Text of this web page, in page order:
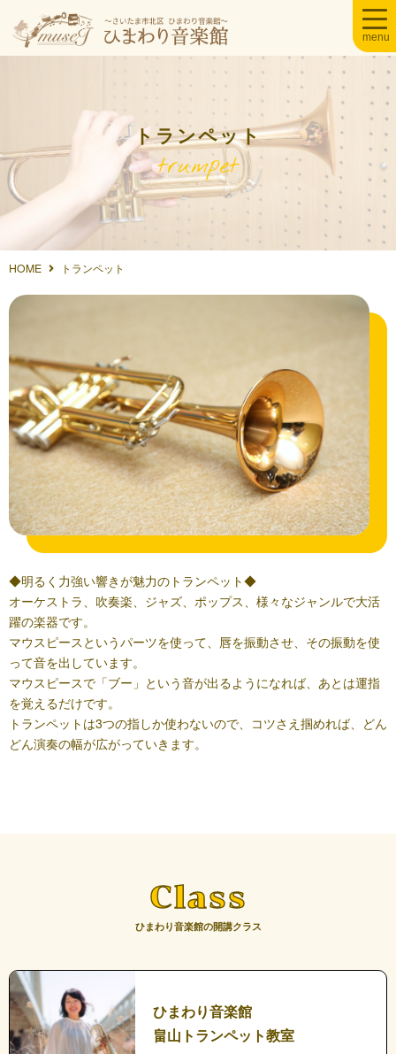
トランペット
trumpet
HOME トランペット
◆明るく力強い響きが魅力のトランペット◆
オーケストラ、吹奏楽、ジャズ、ポップス、様々なジャンルで大活
躍の楽器です。
マウスピースというパーツを使って、唇を振動させ、その振動を使
って音を出しています。
マウスピースで「ブー」という音が出るようになれば、あとは運指
を覚えるだけです。
トランペットは3つの指しか使わないので、コツさえ掴めれば、どん
どん演奏の幅が広がっていきます。
Class
ひまわり音楽館の開講クラス
ひまわり音楽館
畠山トランペット教室